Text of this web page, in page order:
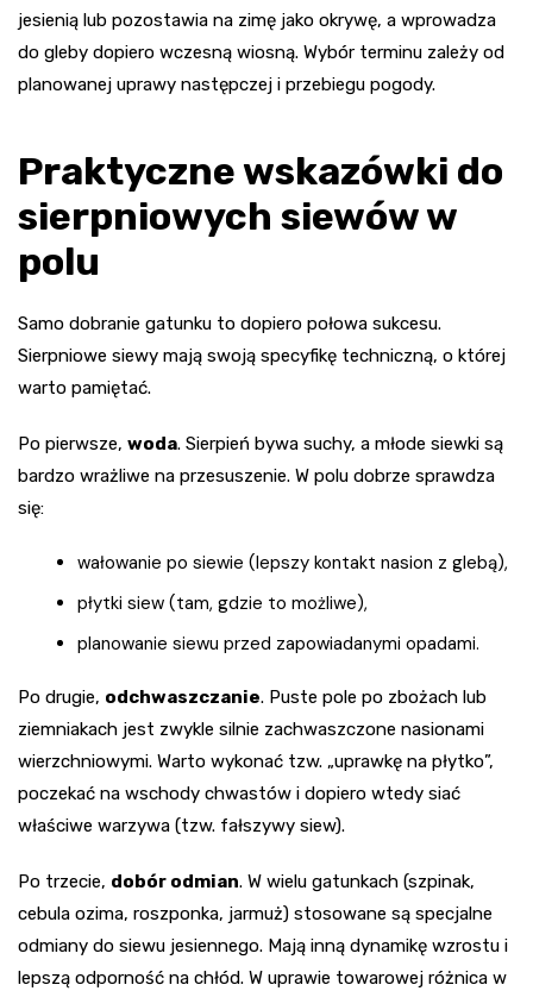
jesienią lub pozostawia na zimę jako okrywę, a wprowadza
do gleby dopiero wczesną wiosną. Wybór terminu zależy od
planowanej uprawy następczej i przebiegu pogody.
Praktyczne wskazówki do
sierpniowych siewów w
polu
Samo dobranie gatunku to dopiero połowa sukcesu.
Sierpniowe siewy mają swoją specyfikę techniczną, o której
warto pamiętać.
Po pierwsze, woda. Sierpień bywa suchy, a młode siewki są
bardzo wrażliwe na przesuszenie. W polu dobrze sprawdza
się:
wałowanie po siewie (lepszy kontakt nasion z glebą),
płytki siew (tam, gdzie to możliwe),
planowanie siewu przed zapowiadanymi opadami.
Po drugie, odchwaszczanie. Puste pole po zbożach lub
ziemniakach jest zwykle silnie zachwaszczone nasionami
wierzchniowymi. Warto wykonać tzw. „uprawkę na płytko”,
poczekać na wschody chwastów i dopiero wtedy siać
właściwe warzywa (tzw. fałszywy siew).
Po trzecie, dobór odmian. W wielu gatunkach (szpinak,
cebula ozima, roszponka, jarmuż) stosowane są specjalne
odmiany do siewu jesiennego. Mają inną dynamikę wzrostu i
lepszą odporność na chłód. W uprawie towarowej różnica w